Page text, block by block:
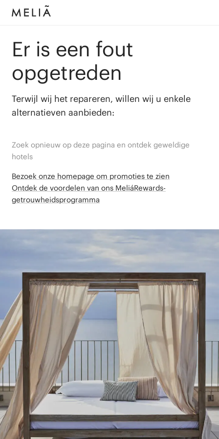
Er is een fout
opgetreden
Terwijl wij het repareren, willen wij u enkele
alternatieven aanbieden:
Zoek opnieuw op deze pagina en ontdek geweldige
hotels
Bezoek onze homepage om promoties te zien
Ontdek de voordelen van ons MeliáRewards-
getrouwheidsprogramma